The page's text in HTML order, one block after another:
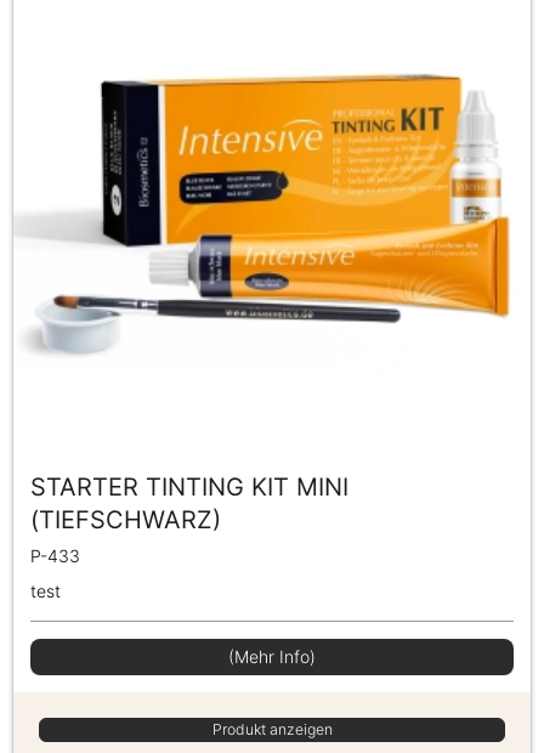
STARTER TINTING KIT MINI
(TIEFSCHWARZ)
P-433
test
(Mehr Info)
Produkt anzeigen